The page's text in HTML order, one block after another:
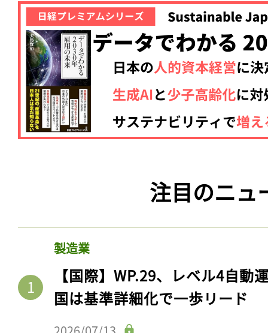
注目のニュ
製造業
【国際】WP.29、レベル4自動
国は基準詳細化で一歩リード